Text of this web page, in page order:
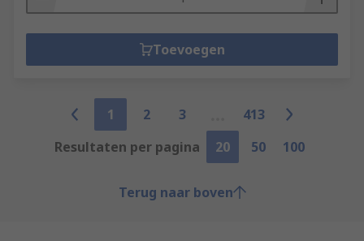
Toevoegen
1 2 3
413
Resultaten per pagina
20 50 100
Terug naar boven